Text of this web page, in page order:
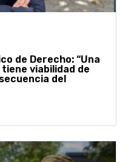
de Derecho: “Una
viabilidad de
del